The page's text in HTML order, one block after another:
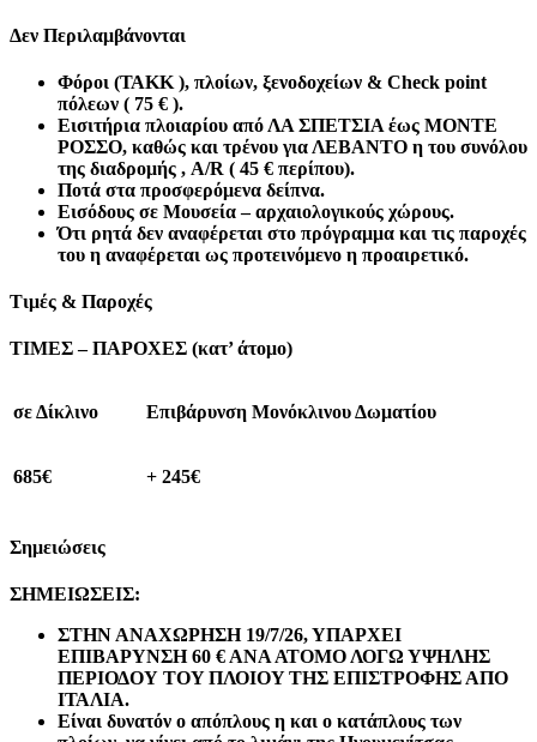
Δεν Περιλαμβάνονται
Φόροι (ΤΑΚΚ ), πλοίων, ξενοδοχείων & Check point
πόλεων ( 75 € ).
Εισιτήρια πλοιαρίου από ΛΑ ΣΠΕΤΣΙΑ έως ΜΟΝΤΕ
ΡΟΣΣΟ, καθώς και τρένου για ΛΕΒΑΝΤΟ η του συνόλου
της διαδρομής , A/R ( 45 € περίπου).
Ποτά στα προσφερόμενα δείπνα.
Εισόδους σε Μουσεία – αρχαιολογικούς χώρους.
Ότι ρητά δεν αναφέρεται στο πρόγραμμα και τις παροχές
του η αναφέρεται ως προτεινόμενο η προαιρετικό.
Τιμές & Παροχές
ΤΙΜΕΣ – ΠΑΡΟΧΕΣ (κατ’ άτομο)
σε Δίκλινο Επιβάρυνση Μονόκλινου Δωματίου
685€ + 245€
Σημειώσεις
ΣΗΜΕΙΩΣΕΙΣ:
ΣΤΗΝ ΑΝΑΧΩΡΗΣΗ 19/7/26, ΥΠΑΡΧΕΙ
ΕΠΙΒΑΡΥΝΣΗ 60 € ΑΝΑ ΑΤΟΜΟ ΛΟΓΩ ΥΨΗΛΗΣ
ΠΕΡΙΟΔΟΥ TOYΠΛΟΙΟYΤΗΣ ΕΠΙΣΤΡΟΦΗΣ ΑΠΟ
ΙΤΑΛΙΑ.
Eίναι δυνατόν ο απόπλους η και ο κατάπλους των